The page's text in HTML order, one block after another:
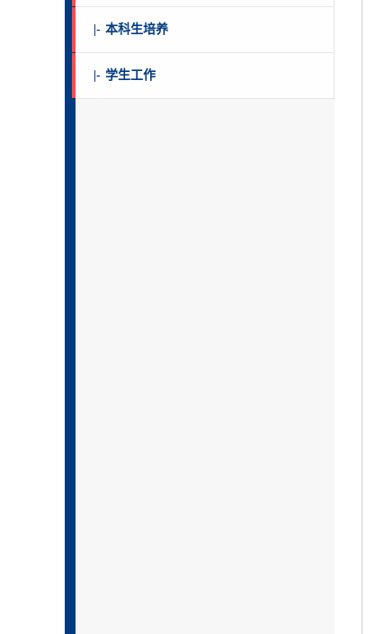
|- 本科生培养
|- 学生工作